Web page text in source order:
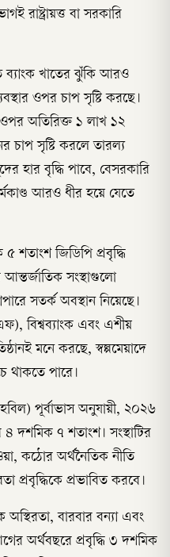
রাষ্ট্রায়ত্ত বা সরকারি
ব্যাংক খাতের ঝুঁকি আরও
ওপর চাপ সৃষ্টি করছে।
ওপর অতিরিক্ত ১ লাখ ১২
চাপ সৃষ্টি করলে তারল্য
হার বৃদ্ধি পাবে, বেসরকারি
আরও ধীর হয়ে যেতে
শতাংশ জিডিপি প্রবৃদ্ধি
আন্তর্জাতিক সংস্থাগুলো
সতর্ক অবস্থান নিয়েছে।
বিশ্বব্যাংক এবং এশীয়
মনে করছে, স্বল্পমেয়াদে
থাকতে পারে।
পূর্বাভাস অনুযায়ী, ২০২৬
৪ দশমিক ৭ শতাংশ। সংস্থাটির
কঠোর অর্থনৈতিক নীতি
প্রবৃদ্ধিকে প্রভাবিত করবে।
বারবার বন্যা এবং
অর্থবছরে প্রবৃদ্ধি ৩ দশমিক